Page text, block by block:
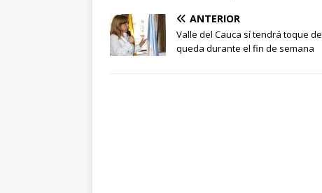
ANTERIOR
Valle del Cauca sí tendrá toque de
queda durante el fin de semana